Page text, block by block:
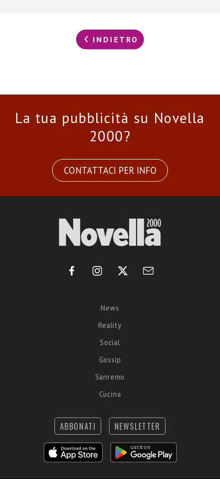
INDIETRO
La tua pubblicità su Novella
2000?
CONTATTACI PER INFO
News
Reality
Social
Gossip
Sanremo
Cucina
ABBONATI NEWSLETTER